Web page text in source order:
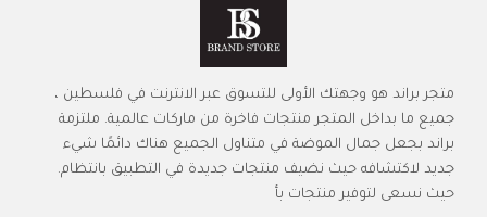
متجر براند هو وجهتك الأولى للتسوق عبر الانترنت في فلسطين ،
جميع ما بداخل المتجر منتجات فاخرة من ماركات عالمية. ملتزمة
براند بجعل جمال الموضة في متناول الجميع هناك دائمًا شيء
جديد لاكتشافه حيث نضيف منتجات جديدة في التطبيق بانتظام.
حيث نسعى لتوفير منتجات بأ